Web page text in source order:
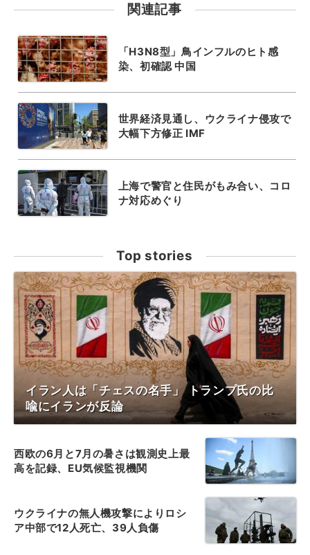
関連記事
「H3N8型」鳥インフルのヒト感
染、初確認 中国
世界経済見通し、ウクライナ侵攻で
大幅下方修正 IMF
上海で警官と住民がもみ合い、コロ
ナ対応めぐり
Top stories
イラン人は「チェスの名手」 トランプ氏の比
喩にイランが反論
西欧の6月と7月の暑さは観測史上最
高を記録、EU気候監視機関
ウクライナの無人機攻撃によりロシ
ア中部で12人死亡、39人負傷